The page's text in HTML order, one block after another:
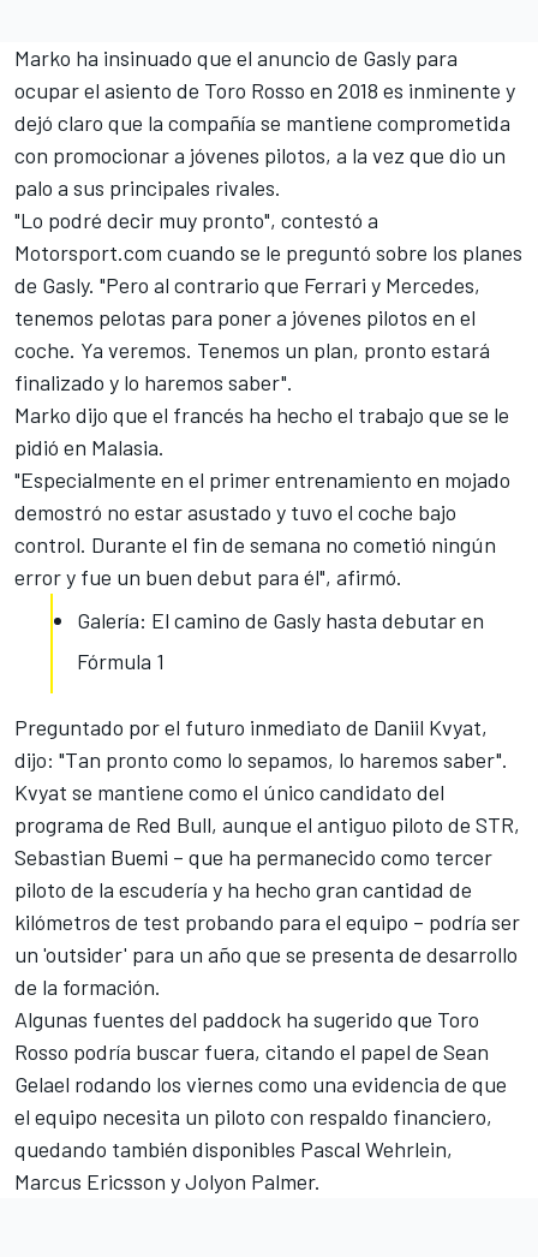
Marko ha insinuado que el anuncio de Gasly para
ocupar el asiento de Toro Rosso en 2018 es inminente y
dejó claro que la compañía se mantiene comprometida
con promocionar a jóvenes pilotos, a la vez que dio un
palo a sus principales rivales.
"Lo podré decir muy pronto", contestó a
Motorsport.com cuando se le preguntó sobre los planes
de Gasly. "Pero al contrario que Ferrari y Mercedes,
tenemos pelotas para poner a jóvenes pilotos en el
coche. Ya veremos. Tenemos un plan, pronto estará
finalizado y lo haremos saber".
Marko dijo que el francés ha hecho el trabajo que se le
pidió en Malasia.
"Especialmente en el primer entrenamiento en mojado
demostró no estar asustado y tuvo el coche bajo
control. Durante el fin de semana no cometió ningún
error y fue un buen debut para él", afirmó.
Galería: El camino de Gasly hasta debutar en
Fórmula 1
Preguntado por el futuro inmediato de Daniil Kvyat,
dijo: "Tan pronto como lo sepamos, lo haremos saber".
Kvyat se mantiene como el único candidato del
programa de Red Bull, aunque el antiguo piloto de STR,
Sebastian Buemi – que ha permanecido como tercer
piloto de la escudería y ha hecho gran cantidad de
kilómetros de test probando para el equipo – podría ser
un 'outsider' para un año que se presenta de desarrollo
de la formación.
Algunas fuentes del paddock ha sugerido que Toro
Rosso podría buscar fuera, citando el papel de Sean
Gelael rodando los viernes como una evidencia de que
el equipo necesita un piloto con respaldo financiero,
quedando también disponibles Pascal Wehrlein,
Marcus Ericsson y Jolyon Palmer.